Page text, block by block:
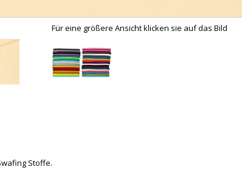
Für eine größere Ansicht klicken sie auf das Bild
Stoffe.